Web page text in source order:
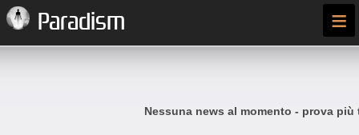
Paradism ≡
Nessuna news al momento - prova più